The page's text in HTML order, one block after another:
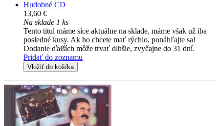
Hudobné CD
13,60 €
Na sklade 1 ks
Tento titul máme síce aktuálne na sklade, máme však už iba
posledné kusy. Ak ho chcete mať rýchlo, ponáhľajte sa!
Dodanie ďalších môže trvať dlhšie, zvyčajne do 31 dní.
Pridať do zoznamu
Vložiť do košíka